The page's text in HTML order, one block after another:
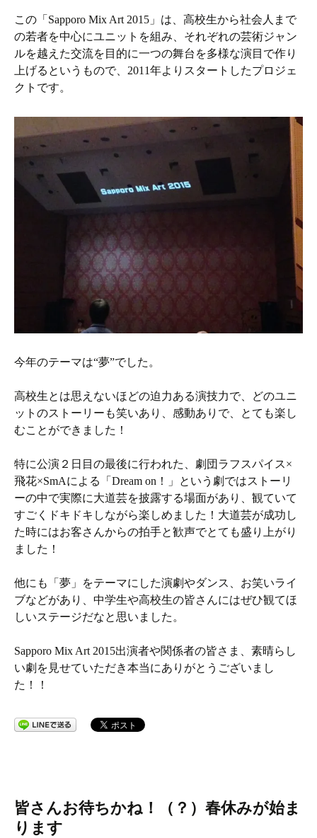
この「Sapporo Mix Art 2015」は、高校生から社会人まで
の若者を中心にユニットを組み、それぞれの芸術ジャン
ルを越えた交流を目的に一つの舞台を多様な演目で作り
上げるというもので、2011年よりスタートしたプロジェ
クトです。
今年のテーマは“夢”でした。
高校生とは思えないほどの迫力ある演技力で、どのユニ
ットのストーリーも笑いあり、感動ありで、とても楽し
むことができました！
特に公演２日目の最後に行われた、劇団ラフスパイス×
飛花×SmAによる「Dream on！」という劇ではストーリ
ーの中で実際に大道芸を披露する場面があり、観ていて
すごくドキドキしながら楽しめました！大道芸が成功し
た時にはお客さんからの拍手と歓声でとても盛り上がり
ました！
他にも「夢」をテーマにした演劇やダンス、お笑いライ
ブなどがあり、中学生や高校生の皆さんにはぜひ観てほ
しいステージだなと思いました。
Sapporo Mix Art 2015出演者や関係者の皆さま、素晴らし
い劇を見せていただき本当にありがとうございまし
た！！
皆さんお待ちかね！（？）春休みが始ま
ります